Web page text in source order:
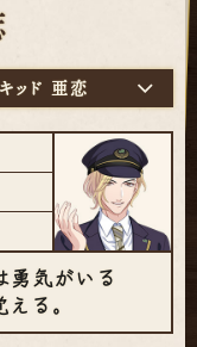
ッド 亜恋
気がいる
る。